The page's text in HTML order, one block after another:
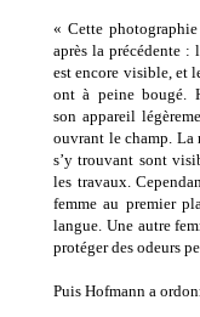
« Cette
après la précédente :
est encore visible, et
ont à peine bougé.
son appareil
ouvrant le champ. La
s’y trouvant sont
les travaux.
femme au premier
langue. Une autre
protéger des odeurs
Puis Hofmann a